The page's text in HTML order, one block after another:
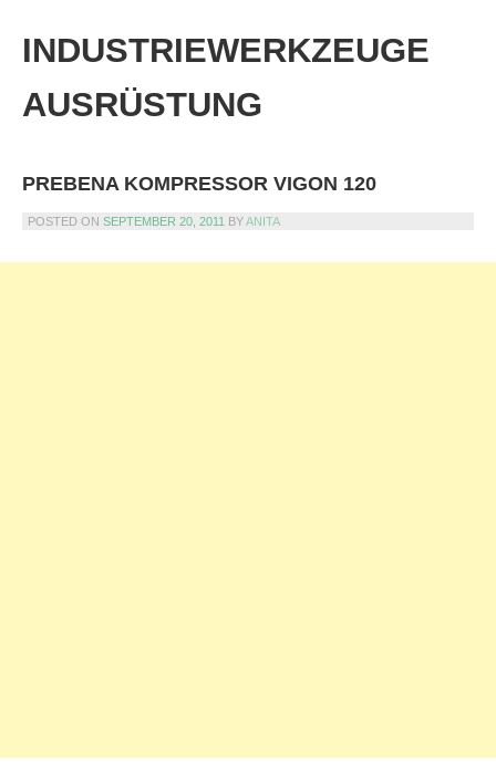
content
INDUSTRIEWERKZEUGE
AUSRÜSTUNG
PREBENA KOMPRESSOR VIGON 120
POSTED ON SEPTEMBER 20, 2011 BYANITA